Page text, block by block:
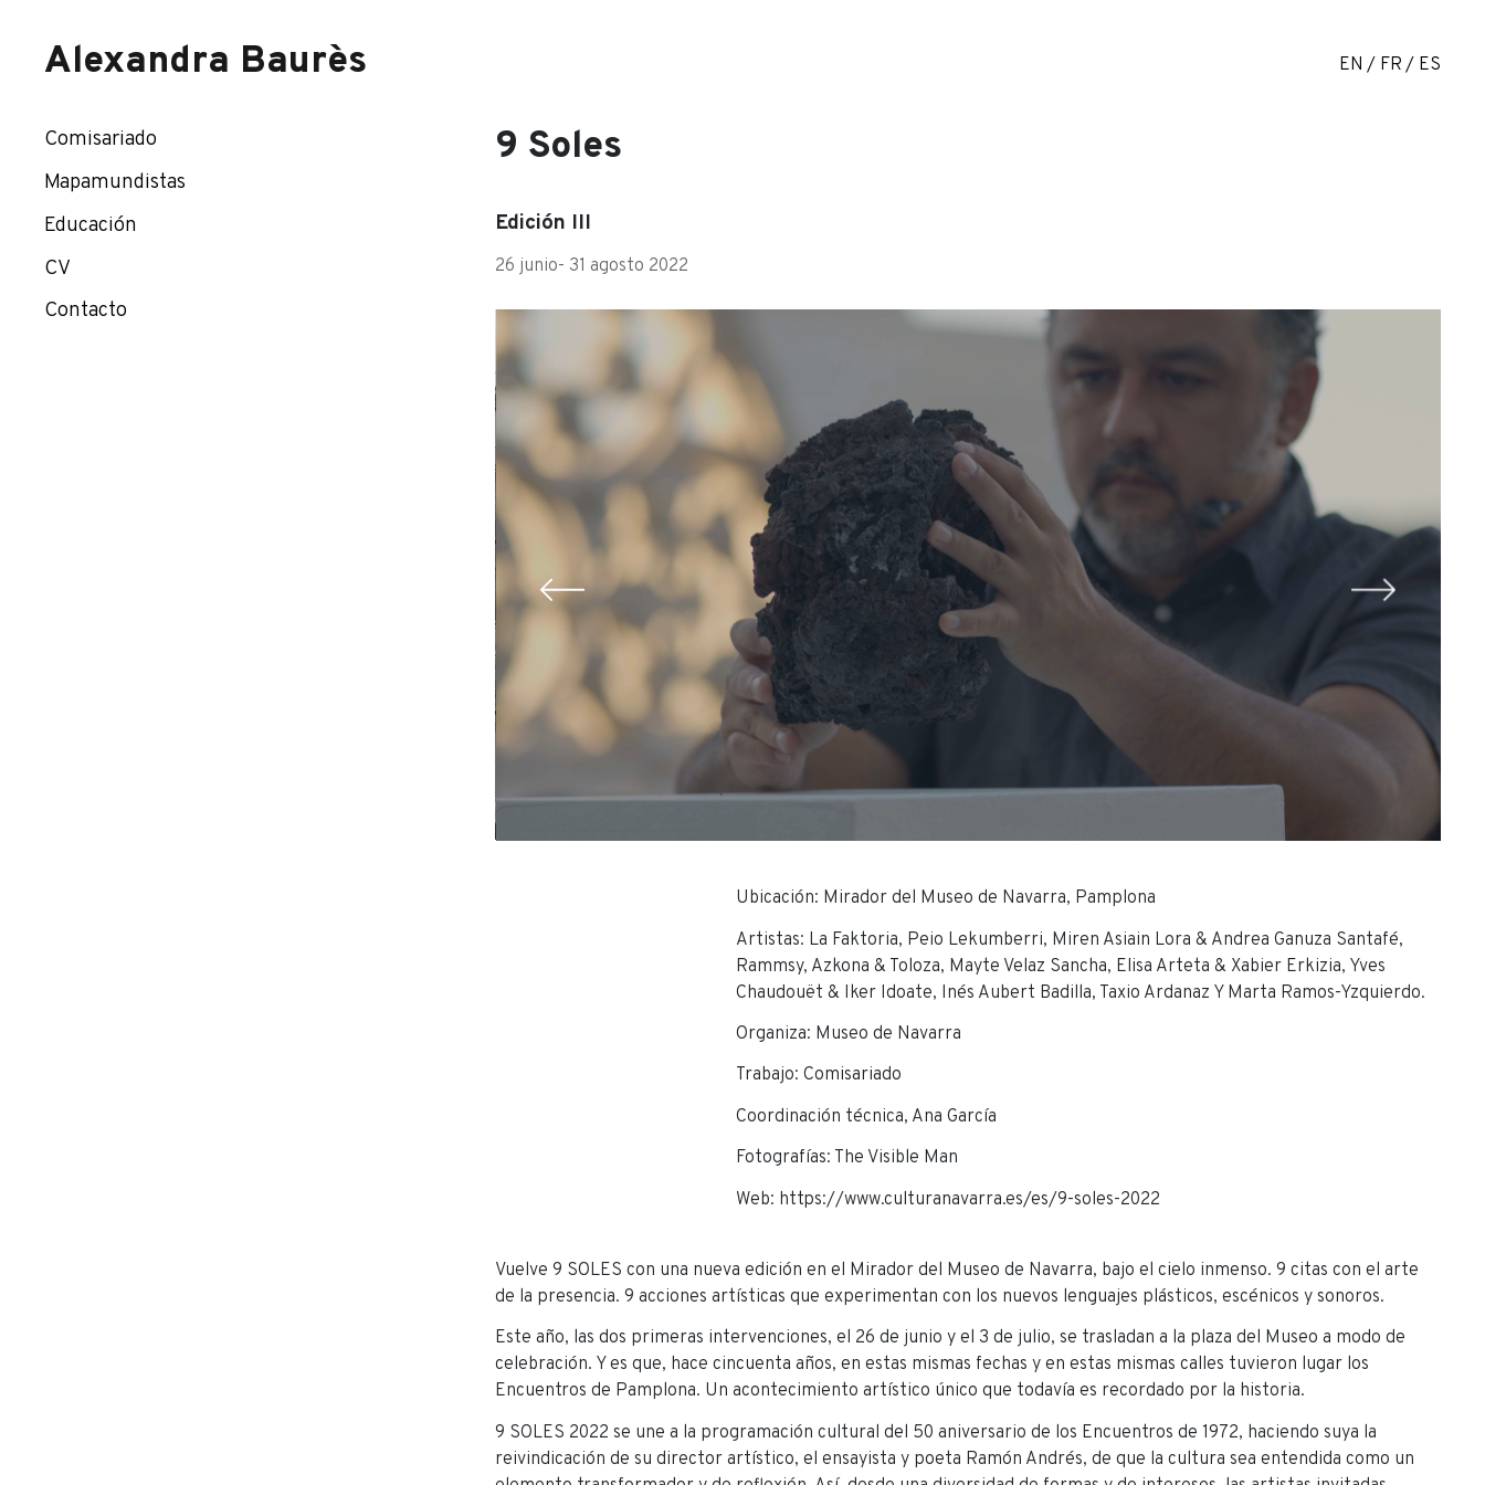
EN FR ES
Alexandra Baurès
Comisariado
Mapamundistas
Educación
CV
Contacto
9 Soles
Edición III
26 junio- 31 agosto 2022
Ubicación: Mirador del Museo de Navarra, Pamplona
Artistas: La Faktoria, Peio Lekumberri, Miren Asiain Lora & Andrea Ganuza Santafé,
Rammsy, Azkona & Toloza, Mayte Velaz Sancha, Elisa Arteta & Xabier Erkizia, Yves
Chaudouët & Iker Idoate, Inés Aubert Badilla, Taxio Ardanaz Y Marta Ramos-Yzquierdo.
Organiza: Museo de Navarra
Trabajo: Comisariado
Coordinación técnica, Ana García
Fotografías: The Visible Man
Web: https://www.culturanavarra.es/es/9-soles-2022
Vuelve 9 SOLES con una nueva edición en el Mirador del Museo de Navarra, bajo el cielo inmenso. 9 citas con el arte
de la presencia. 9 acciones artísticas que experimentan con los nuevos lenguajes plásticos, escénicos y sonoros.
Este año, las dos primeras intervenciones, el 26 de junio y el 3 de julio, se trasladan a la plaza del Museo a modo de
celebración. Y es que, hace cincuenta años, en estas mismas fechas y en estas mismas calles tuvieron lugar los
Encuentros de Pamplona. Un acontecimiento artístico único que todavía es recordado por la historia.
9 SOLES 2022 se une a la programación cultural del 50 aniversario de los Encuentros de 1972, haciendo suya la
reivindicación de su director artístico, el ensayista y poeta Ramón Andrés, de que la cultura sea entendida como un